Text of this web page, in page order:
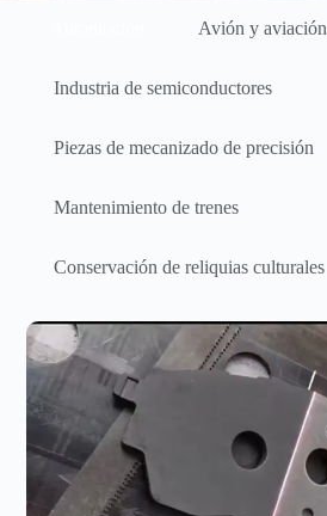
Avión y aviación
Industria de semiconductores
Piezas de mecanizado de precisión
Mantenimiento de trenes
Conservación de reliquias culturales